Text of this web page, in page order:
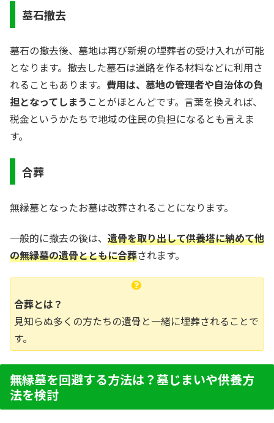
墓石撤去
墓石の撤去後、墓地は再び新規の埋葬者の受け入れが可能
となります。撤去した墓石は道路を作る材料などに利用さ
れることもあります。 費用は、墓地の管理者や自治体の負
担となってしまう ことがほとんどです。言葉を換えれば、
税金というかたちで地域の住民の負担になるとも言えま
す。
合葬
無縁墓となったお墓は改葬されることになります。
一般的に撤去の後は、 遺骨を取り出して供養塔に納めて他
の無縁墓の遺骨とともに合葬されます。
合葬とは？
見知らぬ多くの方たちの遺骨と一緒に埋葬されることで
す。
無縁墓を回避する方法は？墓じまいや供養方
法を検討